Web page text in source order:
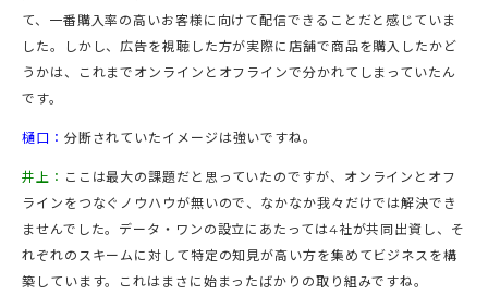
て、一番購入率の高いお客様に向けて配信できることだと感じていま
した。しかし、広告を視聴した方が実際に店舗で商品を購入したかど
うかは、これまでオンラインとオフラインで分かれてしまっていたん
です。
樋口： 分断されていたイメージは強いですね。
井上： ここは最大の課題だと思っていたのですが、オンラインとオフ
ラインをつなぐノウハウが無いので、なかなか我々だけでは解決でき
ませんでした。データ・ワンの設立にあたっては4社が共同出資し、そ
れぞれのスキームに対して特定の知見が高い方を集めてビジネスを構
築しています。これはまさに始まったばかりの取り組みですね。